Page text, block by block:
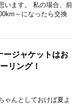
います。 私の場合、前
～になったら交換
ージャケットはお
リング！
ゃんとしておけば夏よ